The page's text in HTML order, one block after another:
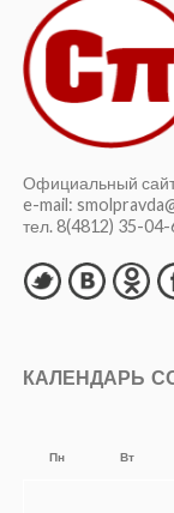
Официальный
e-mail:
тел. 8(4812) 35-04-
КАЛЕНДАРЬ
Пн Вт